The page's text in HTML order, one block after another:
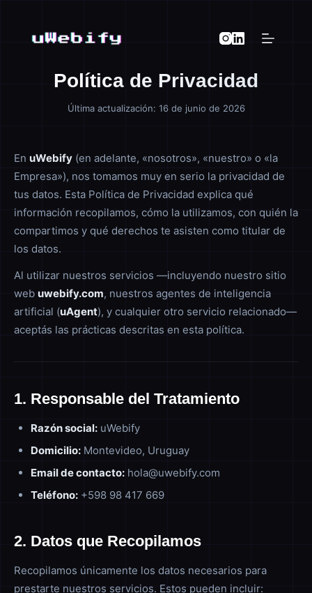
Política de Privacidad
Última actualización: 16 de junio de 2026
En uWebify (en adelante, «nosotros», «nuestro» o «la
Empresa»), nos tomamos muy en serio la privacidad de
tus datos. Esta Política de Privacidad explica qué
información recopilamos, cómo la utilizamos, con quién la
compartimos y qué derechos te asisten como titular de
los datos.
Al utilizar nuestros servicios —incluyendo nuestro sitio
web uwebify.com, nuestros agentes de inteligencia
artificial (uAgent), y cualquier otro servicio relacionado—
aceptás las prácticas descritas en esta política.
1. Responsable del Tratamiento
Razón social: uWebify
Domicilio: Montevideo, Uruguay
Email de contacto: hola@uwebify.com
Teléfono: +598 98 417 669
2. Datos que Recopilamos
Recopilamos únicamente los datos necesarios para
prestarte nuestros servicios. Estos pueden incluir: